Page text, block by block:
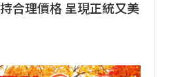
合理價格 呈現正統又美